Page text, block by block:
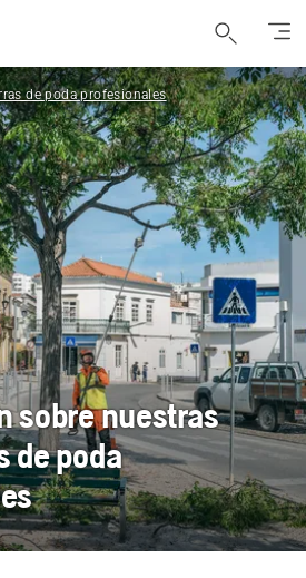
de poda profesionales
sobre nuestras
de poda